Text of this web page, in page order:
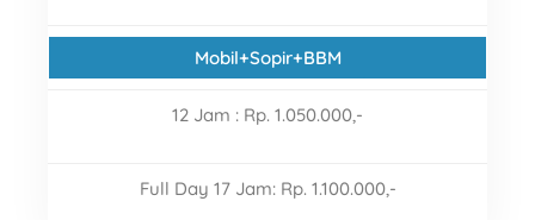
Mobil+Sopir+BBM
12 Jam : Rp. 1.050.000,-
Full Day 17 Jam: Rp. 1.100.000,-